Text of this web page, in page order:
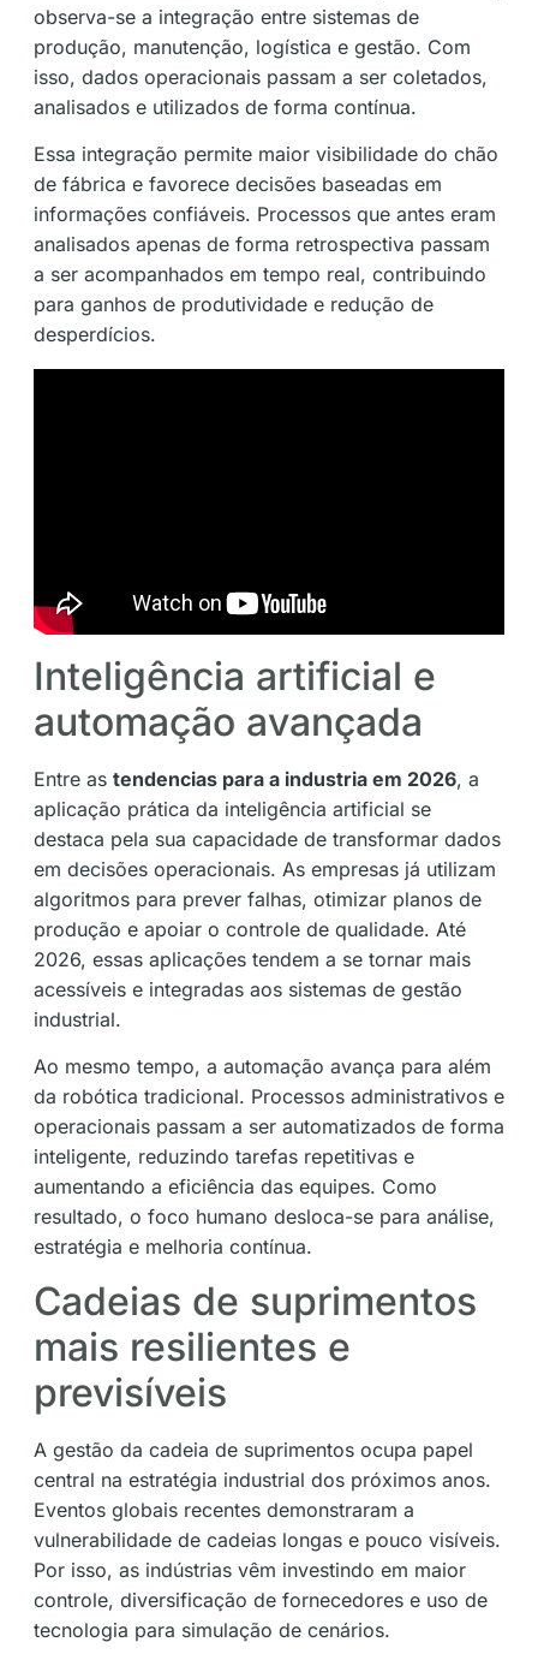
observa-se a integração entre sistemas de
produção, manutenção, logística e gestão. Com
isso, dados operacionais passam a ser coletados,
analisados e utilizados de forma contínua.
Essa integração permite maior visibilidade do chão
de fábrica e favorece decisões baseadas em
informações confiáveis. Processos que antes eram
analisados apenas de forma retrospectiva passam
a ser acompanhados em tempo real, contribuindo
para ganhos de produtividade e redução de
desperdícios.
Inteligência artificial e
automação avançada
Entre as tendencias para a industria em 2026, a
aplicação prática da inteligência artificial se
destaca pela sua capacidade de transformar dados
em decisões operacionais. As empresas já utilizam
algoritmos para prever falhas, otimizar planos de
produção e apoiar o controle de qualidade. Até
2026, essas aplicações tendem a se tornar mais
acessíveis e integradas aos sistemas de gestão
industrial.
Ao mesmo tempo, a automação avança para além
da robótica tradicional. Processos administrativos e
operacionais passam a ser automatizados de forma
inteligente, reduzindo tarefas repetitivas e
aumentando a eficiência das equipes. Como
resultado, o foco humano desloca-se para análise,
estratégia e melhoria contínua.
Cadeias de suprimentos
mais resilientes e
previsíveis
A gestão da cadeia de suprimentos ocupa papel
central na estratégia industrial dos próximos anos.
Eventos globais recentes demonstraram a
vulnerabilidade de cadeias longas e pouco visíveis.
Por isso, as indústrias vêm investindo em maior
controle, diversificação de fornecedores e uso de
tecnologia para simulação de cenários.